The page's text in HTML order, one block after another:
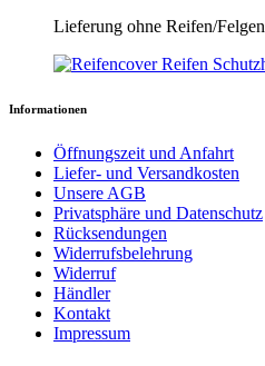
Lieferung ohne Reifen/Felgen
Informationen
Öffnungszeit und Anfahrt
Liefer- und Versandkosten
Unsere AGB
Privatsphäre und Datenschutz
Rücksendungen
Widerrufsbelehrung
Widerruf
Händler
Kontakt
Impressum